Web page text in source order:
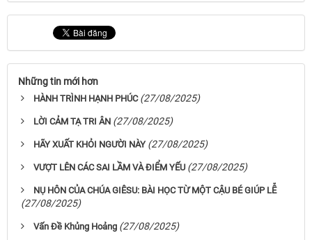
Những tin mới hơn
HÀNH TRÌNH HẠNH PHÚC (27/08/2025)
LỜI CẢM TẠ TRI ÂN (27/08/2025)
HÃY XUẤT KHỎI NGƯỜI NÀY (27/08/2025)
VƯỢT LÊN CÁC SAI LẦM VÀ ĐIỂM YẾU (27/08/2025)
NỤ HÔN CỦA CHÚA GIÊSU: BÀI HỌC TỪ MỘT CẬU BÉ GIÚP LỄ
(27/08/2025)
Vấn Đề Khủng Hoảng (27/08/2025)